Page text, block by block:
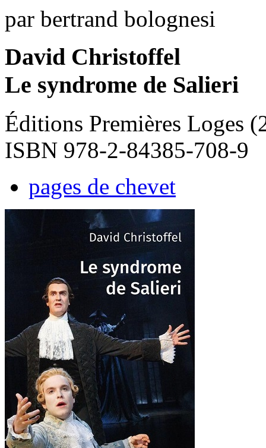
par bertrand bolognesi
David Christoffel
Le syndrome de Salieri
Éditions Premières Loges
ISBN 978-2-84385-708-9
pages de chevet